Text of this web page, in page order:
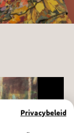
Privacybeleid